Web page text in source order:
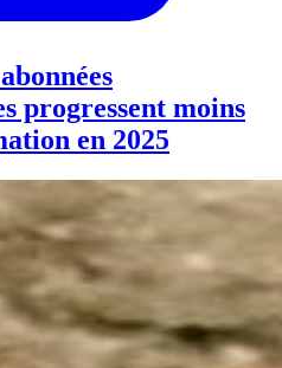
progressent moins
en 2025